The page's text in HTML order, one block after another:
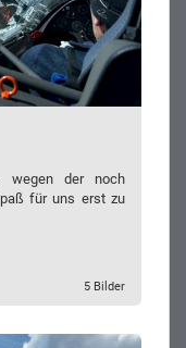
wegen der noch
für uns erst zu
5 Bilder